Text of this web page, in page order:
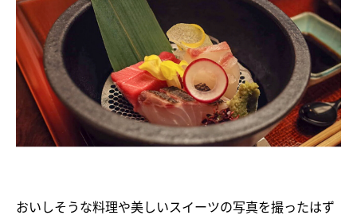
おいしそうな料理や美しいスイーツの写真を撮ったはず